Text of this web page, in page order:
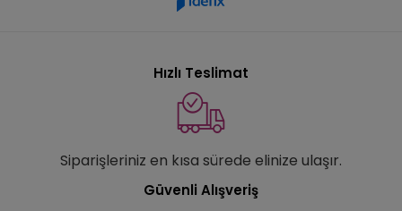
Hızlı Teslimat
Siparişleriniz en kısa sürede elinize ulaşır.
Güvenli Alışveriş